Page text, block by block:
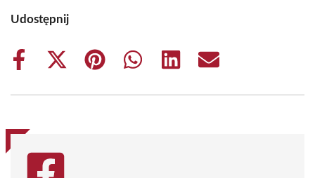
Udostępnij
Share
Share
(Twitter)
Share
Share
Share
Share